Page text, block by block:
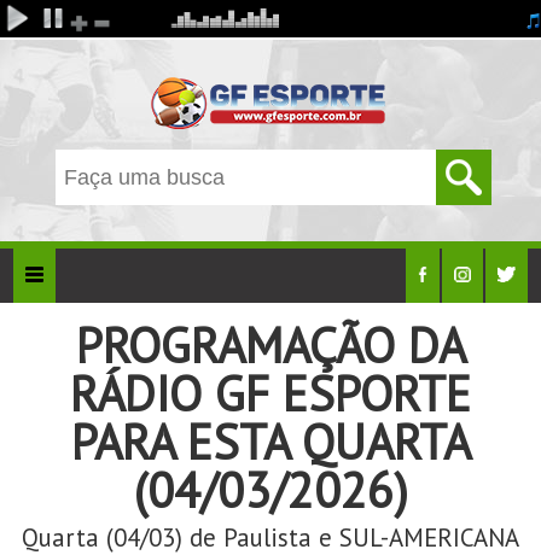
PROGRAMAÇÃO DA
RÁDIO GF ESPORTE
PARA ESTA QUARTA
(04/03/2026)
Quarta (04/03) de Paulista e SUL-AMERICANA